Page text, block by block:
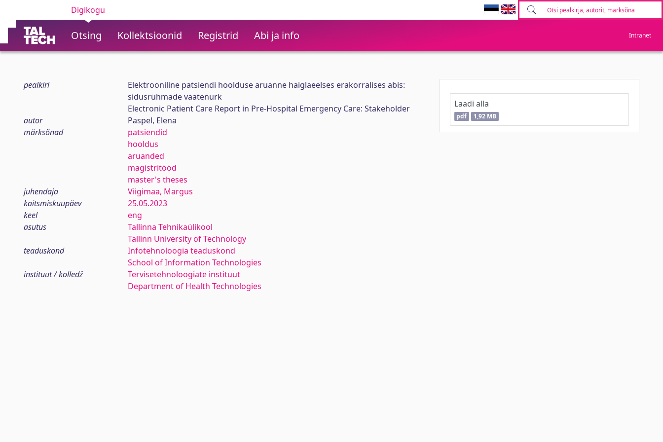
Digikogu
Otsing Kollektsioonid Registrid Abi ja info Intranet
pealkiri
Elektrooniline patsiendi hoolduse aruanne haiglaeelses erakorralises abis:
sidusrühmade vaatenurk
Electronic Patient Care Report in Pre-Hospital Emergency Care: Stakeholder
autor
Paspel, Elena
märksõnad
patsiendid
hooldus
aruanded
magistritööd
master's theses
juhendaja
Viigimaa, Margus
kaitsmiskuupäev
25.05.2023
keel
eng
asutus
Tallinna Tehnikaülikool
Tallinn University of Technology
teaduskond
Infotehnoloogia teaduskond
School of Information Technologies
instituut / kolledž
Tervisetehnoloogiate instituut
Department of Health Technologies
Laadi alla
pdf 1,92 MB